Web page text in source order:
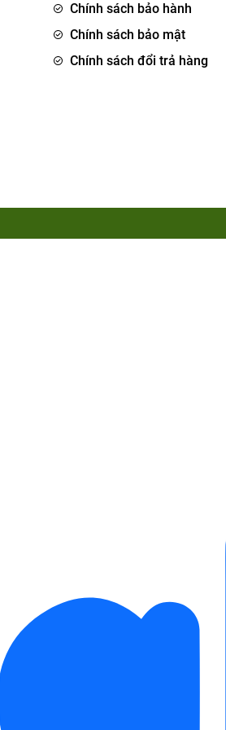
Chính sách bảo hành
Chính sách bảo mật
Chính sách đổi trả hàng